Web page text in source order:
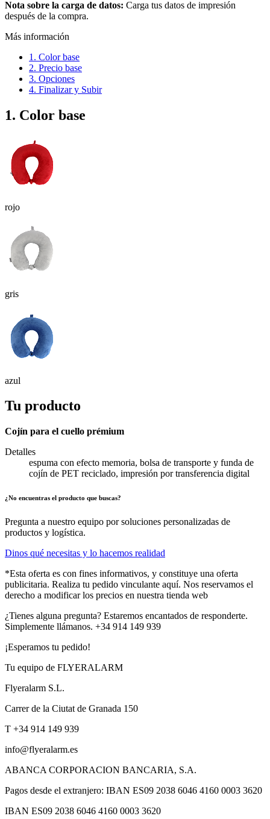
Nota sobre la carga de datos: Carga tus datos de impresión
después de la compra.
Más información
1. Color base
2. Precio base
3. Opciones
4. Finalizar y Subir
1. Color base
rojo
gris
azul
Tu producto
Cojín para el cuello prémium
Detalles
espuma con efecto memoria, bolsa de transporte y funda de
cojín de PET reciclado, impresión por transferencia digital
¿No encuentras el producto que buscas?
Pregunta a nuestro equipo por soluciones personalizadas de
productos y logística.
Dinos qué necesitas y lo hacemos realidad
*Esta oferta es con fines informativos, y constituye una oferta
publicitaria. Realiza tu pedido vinculante aquí. Nos reservamos el
derecho a modificar los precios en nuestra tienda web
¿Tienes alguna pregunta? Estaremos encantados de responderte.
Simplemente llámanos. +34 914 149 939
¡Esperamos tu pedido!
Tu equipo de FLYERALARM
Flyeralarm S.L.
Carrer de la Ciutat de Granada 150
T +34 914 149 939
info@flyeralarm.es
ABANCA CORPORACION BANCARIA, S.A.
Pagos desde el extranjero: IBAN ES09 2038 6046 4160 0003 3620
IBAN ES09 2038 6046 4160 0003 3620